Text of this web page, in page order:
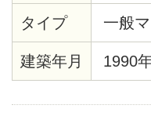
タイプ 一般
建築年月 1990